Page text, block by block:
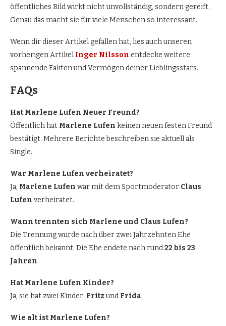
öffentliches Bild wirkt nicht unvollständig, sondern gereift.
Genau das macht sie für viele Menschen so interessant.
Wenn dir dieser Artikel gefallen hat, lies auch unseren
vorherigen Artikel Inger Nilsson entdecke weitere
spannende Fakten und Vermögen deiner Lieblingsstars.
FAQs
Hat Marlene Lufen Neuer Freund?
Öffentlich hat Marlene Lufen keinen neuen festen Freund
bestätigt. Mehrere Berichte beschreiben sie aktuell als
Single.
War Marlene Lufen verheiratet?
Ja, Marlene Lufen war mit dem Sportmoderator Claus
Lufen verheiratet.
Wann trennten sich Marlene und Claus Lufen?
Die Trennung wurde nach über zwei Jahrzehnten Ehe
öffentlich bekannt. Die Ehe endete nach rund22 bis 23
Jahren.
Hat Marlene Lufen Kinder?
Ja, sie hat zwei Kinder: Fritzund Frida.
Wie alt ist Marlene Lufen?